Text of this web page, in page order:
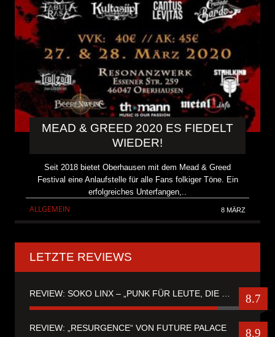
MEAD & GREED 2020 ES FIEDELT
WIEDER!
Seit 2018 bietet Oberhausen mit dem Mead & Greed
Festival eine Anlaufstelle für alle Fans folkiger Töne. Ein
erfolgreiches Unterfangen,..
ALLGEMEIN 8 MÄRZ
LETZTE REVIEWS
8.7
REVIEW: „RESURGENCE“ VON FUTURE PALACE 8.9